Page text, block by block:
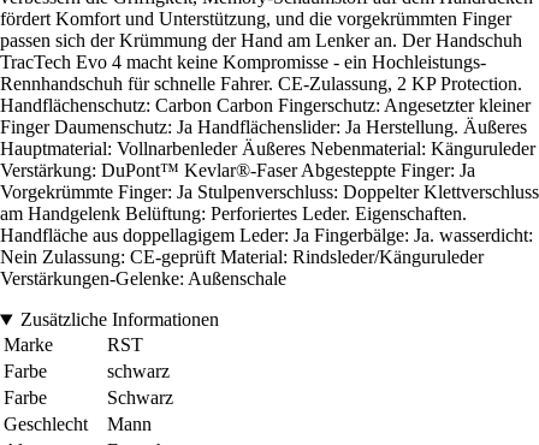
fördert Komfort und Unterstützung, und die vorgekrümmten Finger
passen sich der Krümmung der Hand am Lenker an. Der Handschuh
TracTech Evo 4 macht keine Kompromisse - ein Hochleistungs-
Rennhandschuh für schnelle Fahrer. CE-Zulassung, 2 KP Protection.
Handflächenschutz: Carbon Carbon Fingerschutz: Angesetzter kleiner
Finger Daumenschutz: Ja Handflächenslider: Ja Herstellung. Äußeres
Hauptmaterial: Vollnarbenleder Äußeres Nebenmaterial: Känguruleder
Verstärkung: DuPont™ Kevlar®-Faser Abgesteppte Finger: Ja
Vorgekrümmte Finger: Ja Stulpenverschluss: Doppelter Klettverschluss
am Handgelenk Belüftung: Perforiertes Leder. Eigenschaften.
Handfläche aus doppellagigem Leder: Ja Fingerbälge: Ja. wasserdicht:
Nein Zulassung: CE-geprüft Material: Rindsleder/Känguruleder
Verstärkungen-Gelenke: Außenschale
Zusätzliche Informationen
Marke
RST
Farbe
schwarz
Farbe
Schwarz
Geschlecht
Mann